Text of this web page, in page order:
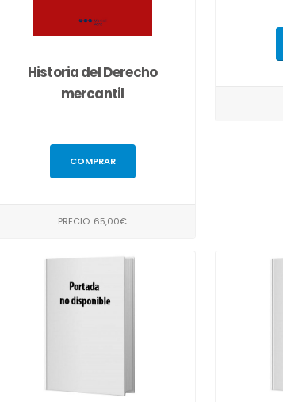
Historia del Derecho
mercantil
COMPRAR
PRECIO: 65,00€